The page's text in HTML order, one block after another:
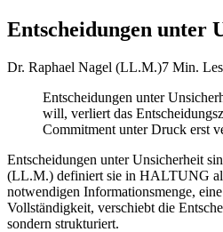
Entscheidungen unter
Dr. Raphael Nagel (LL.M.)7 Min.
Entscheidungen unter
will, verliert das
Commitment unter Druck erst
Entscheidungen unter Unsicherheit
(LL.M.) definiert sie in HALTUNG als
notwendigen Informationsmenge,
Vollständigkeit, verschiebt die
sondern strukturiert.